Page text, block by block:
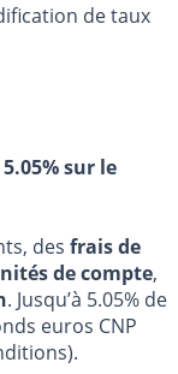
de taux
sur le
des frais de
de compte,
. Jusqu’à 5.05% de
euros CNP